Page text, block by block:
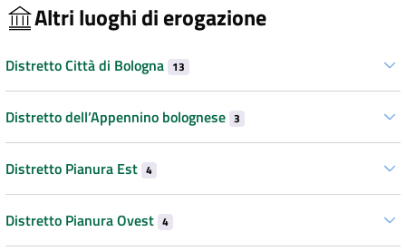
Altri luoghi di erogazione
Distretto Città di Bologna 13
Distretto dell’Appennino bolognese 3
Distretto Pianura Est 4
Distretto Pianura Ovest 4